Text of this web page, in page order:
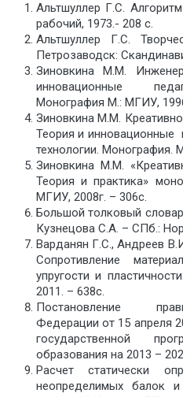
Альтшуллер Г.С.
рабочий, 1973.- 208 с.
Альтшуллер Г.С.
Петрозаводск:
Зиновкина М.М.
инновационные
Монография М.: МГИУ,
Зиновкина М.М.
Теория и инновационные
технологии. Монография.
Зиновкина М.М.
Теория и практика»
МГИУ, 2008г. – 306с.
Большой толковый
Кузнецова С.А. – СПб.:
Варданян Г.С., Андреев
Сопротивление
упругости и
2011. – 638с.
Постановление
Федерации от 15 апреля
государственной
образования на 2013 –
Расчет статически
неопределимых балок